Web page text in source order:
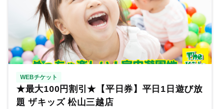
WEBチケット
★最大100円割引★【平日券】平日1日遊び放
題 ザキッズ 松山三越店